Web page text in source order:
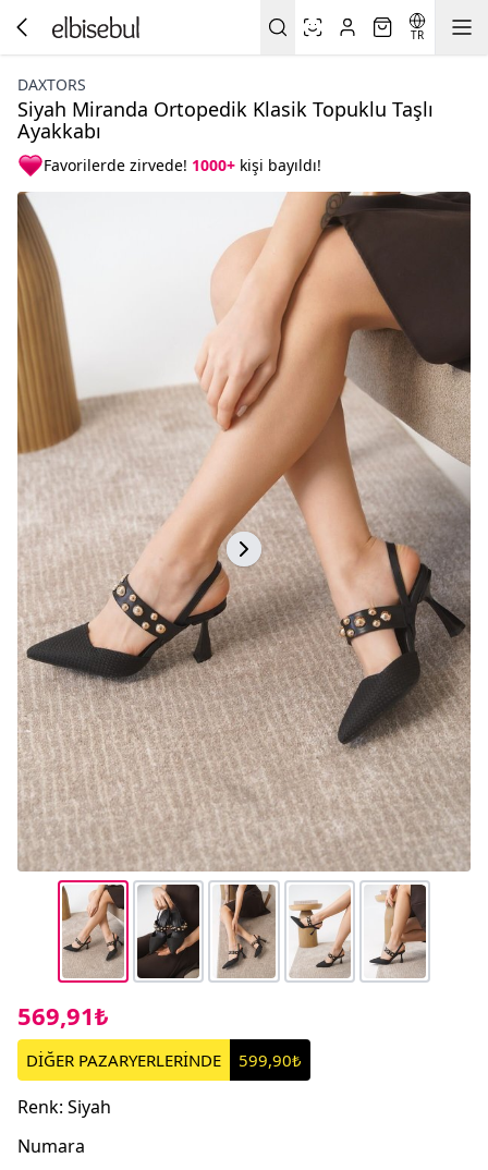
TR
DAXTORS
Siyah Miranda Ortopedik Klasik Topuklu Taşlı
Ayakkabı
Favorilerde zirvede! 1000+ kişi bayıldı!
569,91₺
DİĞER PAZARYERLERİNDE 599,90₺
Renk: Siyah
Numara